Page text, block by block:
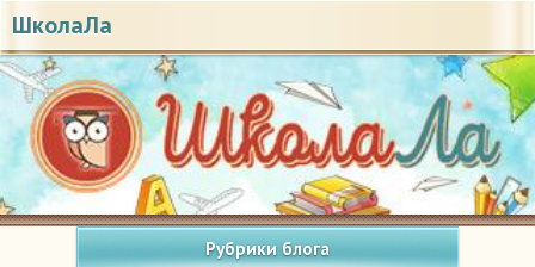
ШколаЛа
Рубрики блога